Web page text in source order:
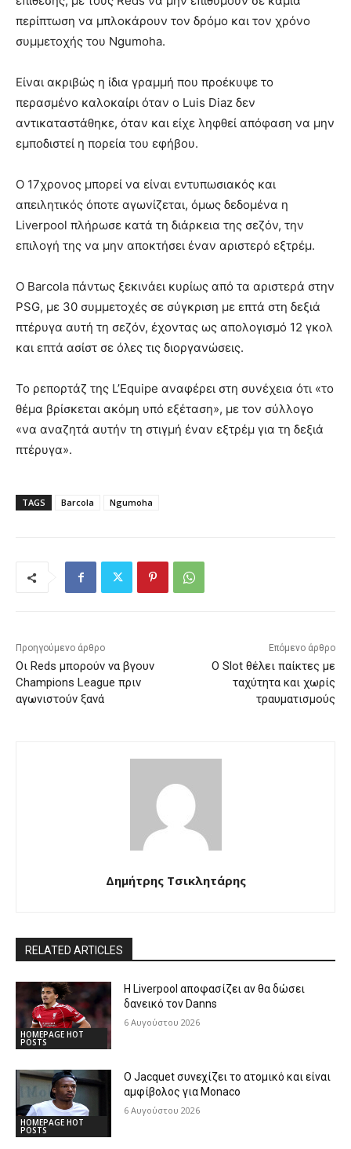
περίπτωση να μπλοκάρουν τον δρόμο και τον χρόνο
συμμετοχής του Ngumoha.
Είναι ακριβώς η ίδια γραμμή που προέκυψε το
περασμένο καλοκαίρι όταν ο Luis Diaz δεν
αντικαταστάθηκε, όταν και είχε ληφθεί απόφαση να μην
εμποδιστεί η πορεία του εφήβου.
Ο 17χρονος μπορεί να είναι εντυπωσιακός και
απειλητικός όποτε αγωνίζεται, όμως δεδομένα η
Liverpool πλήρωσε κατά τη διάρκεια της σεζόν, την
επιλογή της να μην αποκτήσει έναν αριστερό εξτρέμ.
Ο Barcola πάντως ξεκινάει κυρίως από τα αριστερά στην
PSG, με 30 συμμετοχές σε σύγκριση με επτά στη δεξιά
πτέρυγα αυτή τη σεζόν, έχοντας ως απολογισμό 12 γκολ
και επτά ασίστ σε όλες τις διοργανώσεις.
Το ρεπορτάζ της L’Equipe αναφέρει στη συνέχεια ότι «το
θέμα βρίσκεται ακόμη υπό εξέταση», με τον σύλλογο
«να αναζητά αυτήν τη στιγμή έναν εξτρέμ για τη δεξιά
πτέρυγα».
TAGS Barcola Ngumoha
Προηγούμενο άρθρο
Οι Reds μπορούν να βγουν
Champions League πριν
αγωνιστούν ξανά
Επόμενο άρθρο
Ο Slot θέλει παίκτες με
ταχύτητα και χωρίς
τραυματισμούς
Δημήτρης Τσικλητάρης
RELATED ARTICLES
HOMEPAGE HOT
POSTS
Η Liverpool αποφασίζει αν θα δώσει
δανεικό τον Danns
6 Αυγούστου 2026
HOMEPAGE HOT
POSTS
Ο Jacquet συνεχίζει το ατομικό και είναι
αμφίβολος για Monaco
6 Αυγούστου 2026